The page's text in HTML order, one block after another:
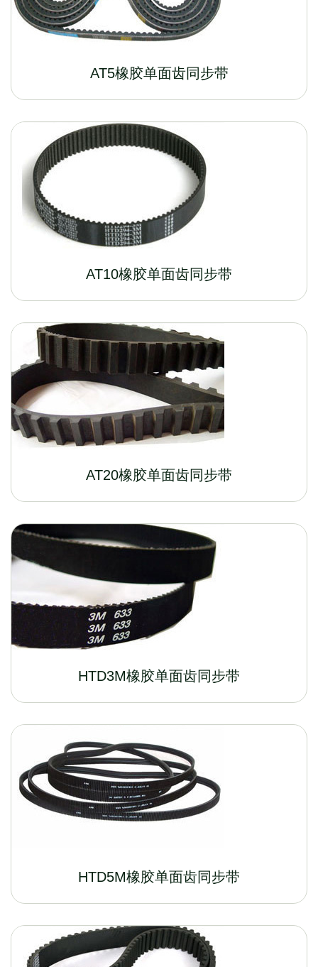
AT5橡胶单面齿同步带
AT10橡胶单面齿同步带
AT20橡胶单面齿同步带
HTD3M橡胶单面齿同步带
HTD5M橡胶单面齿同步带